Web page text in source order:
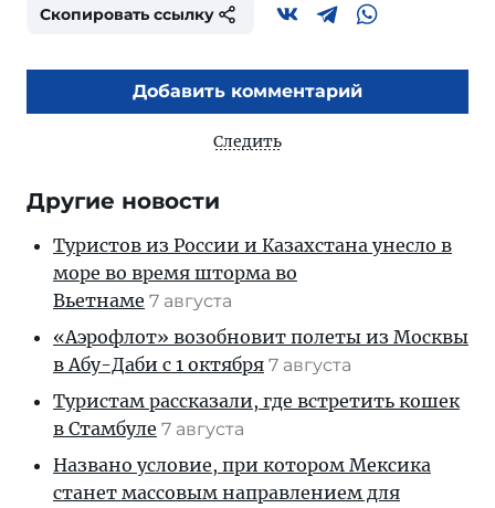
Скопировать ссылку
Добавить комментарий
Следить
Другие новости
Туристов из России и Казахстана унесло в
море во время шторма во
Вьетнаме 7 августа
«Аэрофлот» возобновит полеты из Москвы
в Абу-Даби с 1 октября 7 августа
Туристам рассказали, где встретить кошек
в Стамбуле 7 августа
Названо условие, при котором Мексика
станет массовым направлением для